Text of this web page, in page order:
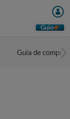
Guio
Guía de compra